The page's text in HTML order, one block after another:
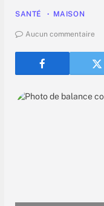
SANTÉ MAISON
Aucun commentaire